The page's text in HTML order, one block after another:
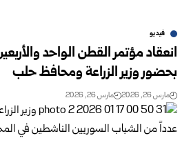
فيديو
انعقاد مؤتمر القطن الواحد
بحضور وزير الزراعة ومحافظ حلب
مارس 26, 2026 مارس 26, 2026